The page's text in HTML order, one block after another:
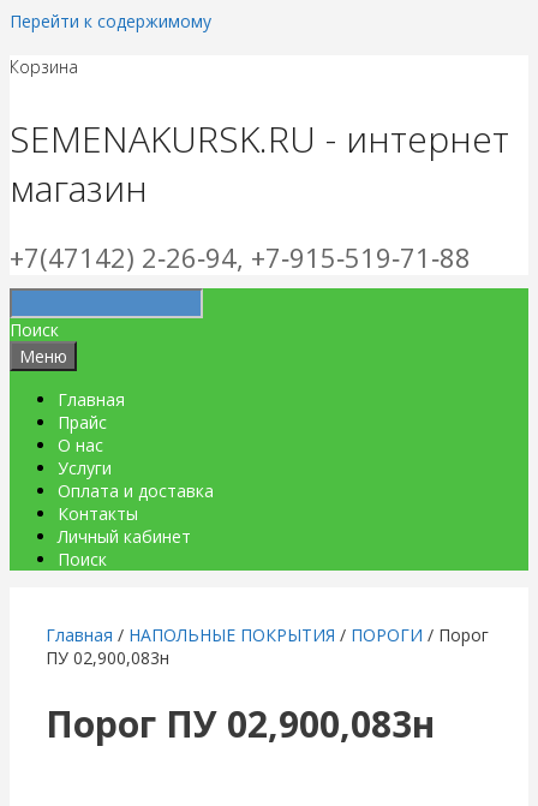
Перейти к содержимому
Корзина
SEMENAKURSK.RU - интернет
магазин
+7(47142) 2‑26‑94, +7‑915‑519‑71‑88
Поиск
Меню
Главная
Прайс
О нас
Услуги
Оплата и доставка
Контакты
Личный кабинет
Поиск
Главная / НАПОЛЬНЫЕ ПОКРЫТИЯ / ПОРОГИ / Порог
ПУ 02,900,083н
Порог ПУ 02,900,083н